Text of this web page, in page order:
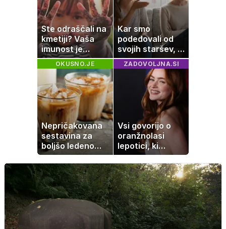
Ste odraščali na
kmetiji? Vaša
imunost je
verjetno
močnejša
Kar smo
podedovali od
svojih staršev, ni
nujno naša
usoda
OKUSNO.JE
Nepričakovana
sestavina za
boljšo ledeno
kavo, ki jo imate
zagotovo doma
ZADOVOLJNA.SI
Vsi govorijo o
oranžnolasi
lepotici, ki
navdušuje s
skrivnostno
vlogo